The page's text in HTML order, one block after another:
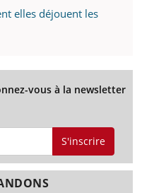
elles déjouent les
vous à la newsletter
S'inscrire